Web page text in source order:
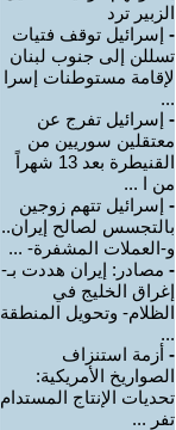
الزبير ترد
- إسرائيل توقف فتيات
تسللن إلى جنوب لبنان
لإقامة مستوطنات إسرا
...
- إسرائيل تفرج عن
معتقلين سوريين من
القنيطرة بعد 13 شهراً
من ا ...
- إسرائيل تتهم زوجين
بالتجسس لصالح إيران..
و-العملات المشفرة- ...
- مصادر: إيران هددت بـ-
إغراق الخليج في
الظلام- وتحويل المنطقة
...
- أزمة استنزاف
الصواريخ الأمريكية:
تحديات الإنتاج المستدام
تفر ...